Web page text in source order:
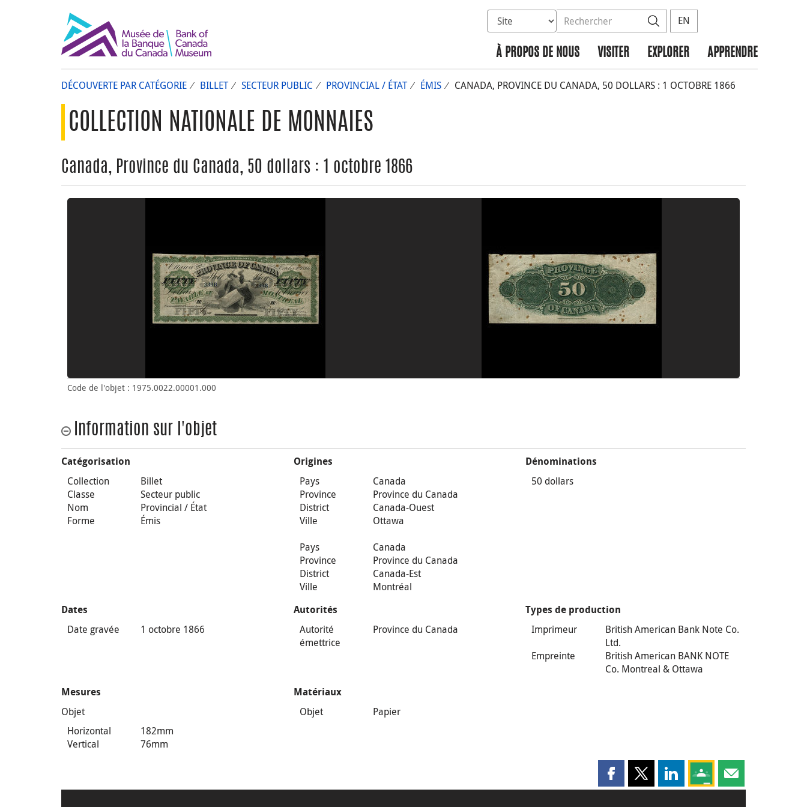
Sélectionnez la base de données à rechercher
Rechercher dans le site Rechercher
EN
À PROPOS DE NOUS VISITER EXPLORER APPRENDRE
DÉCOUVERTE PAR CATÉGORIE BILLET SECTEUR PUBLIC PROVINCIAL / ÉTAT ÉMIS CANADA, PROVINCE DU CANADA, 50 DOLLARS : 1 OCTOBRE 1866
COLLECTION NATIONALE DE MONNAIES
Canada, Province du Canada, 50 dollars : 1 octobre 1866
Code de l'objet : 1975.0022.00001.000
Information sur l'objet
Catégorisation
Collection
Billet
Classe
Secteur public
Nom
Provincial / État
Forme
Émis
Origines
Pays
Canada
Province
Province du Canada
District
Canada-Ouest
Ville
Ottawa
Pays
Canada
Province
Province du Canada
District
Canada-Est
Ville
Montréal
Dénominations
50 dollars
Dates
Date gravée 1 octobre 1866
Autorités
Autorité
émettrice
Province du Canada
Types de production
Imprimeur
British American Bank Note Co.
Ltd.
Empreinte
British American BANK NOTE
Co. Montreal & Ottawa
Mesures
Objet
Horizontal
182mm
Vertical
76mm
Matériaux
Objet Papier
Partager cette page sur Facebook
Partager cette page sur X
Partager cette page sur
Partagez cette page sur
Partager cette